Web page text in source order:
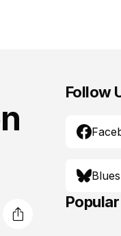
Follow